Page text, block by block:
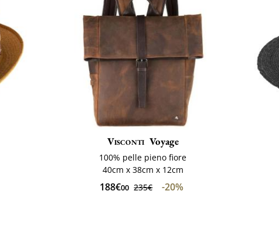
Visconti Voyage
100% pelle pieno fiore
40cm x 38cm x 12cm
188€00 235€ -20%